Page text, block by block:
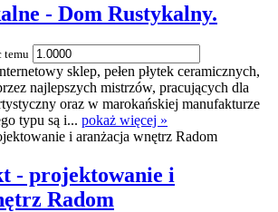
- Dom Rustykalny.
temu
sklep, pełen płytek ceramicznych,
najlepszych mistrzów, pracujących dla
oraz w marokańskiej manufakturze
typu są i... pokaż więcej »
- projektowanie i
Radom